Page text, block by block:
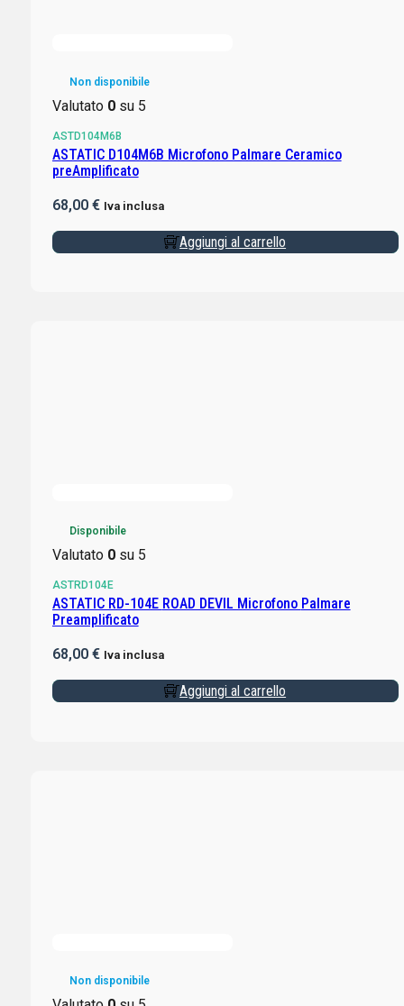
Non disponibile
Valutato 0su 5
ASTD104M6B
ASTATIC D104M6B Microfono Palmare Ceramico
preAmplificato
68,00 € Iva inclusa
Aggiungi al carrello
Disponibile
Valutato 0su 5
ASTRD104E
ASTATIC RD-104E ROAD DEVIL Microfono Palmare
Preamplificato
68,00 € Iva inclusa
Aggiungi al carrello
Non disponibile